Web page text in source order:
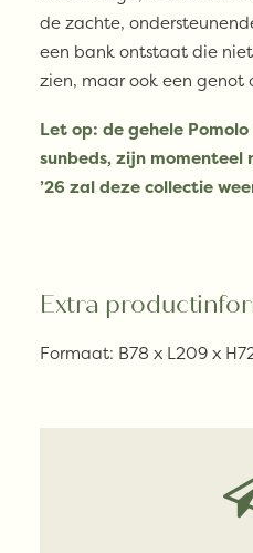
de zachte,
een bank ontstaat die
zien, maar ook een genot
Let op: de gehele
sunbeds, zijn momenteel
’26 zal deze collectie
Extra
Formaat: B78 x L209 x